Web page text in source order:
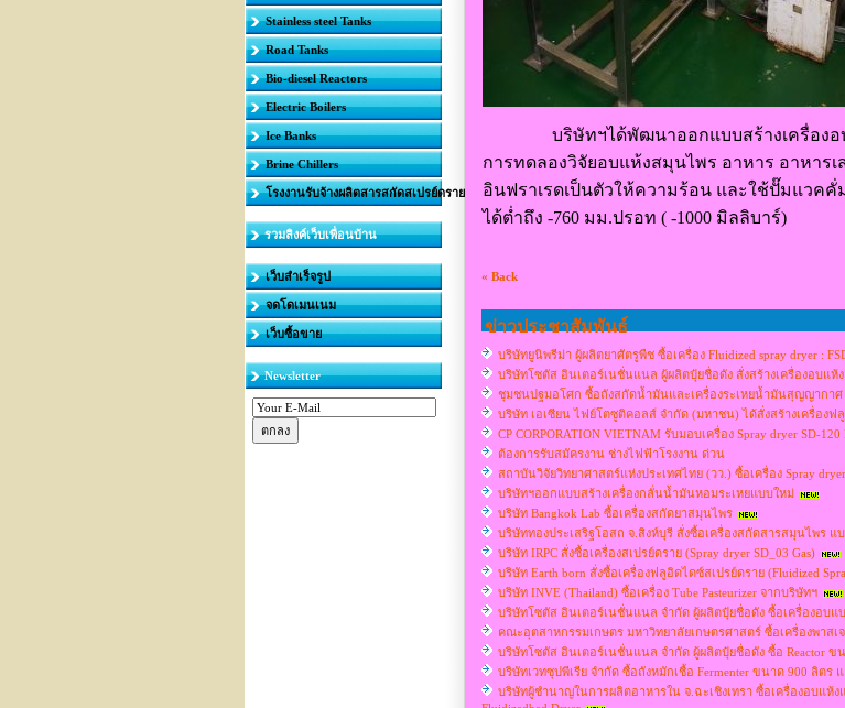
Stainless steel Tanks
Road Tanks
Bio-diesel Reactors
Electric Boilers
Ice Banks
Brine Chillers
โรงงานรับจ้างผลิตสารสกัดสเปรย์ดราย
รวมลิงค์เว็บเพื่อนบ้าน
เว็บสำเร็จรูป
จดโดเมนเนม
เว็บซื้อขาย
Newsletter
บริษัทฯได้พัฒนาออกแบบสร้างเครื่องอ
การทดลองวิจัยอบแห้งสมุนไพร อาหาร อาหาร
อินฟราเรดเป็นตัวให้ความร้อน และใช้ปั๊มแวค
ได้ต่ำถึง -760 มม.ปรอท ( -1000 มิลลิบาร์)
« Back
ข่าวประชาสัมพันธ์
บริษัทยูนิพรีม่า ผู้ผลิตยาศัตรูพืช ซื้อเครื่อง Fluidized spray dryer :
บริษัทโซตัส อินเตอร์เนชั่นแนล ผู้ผลิตปุ๋ยชื่อดัง สั่งสร้างเครื่องอบแห้
ชุมชนปฐมอโศก ซื้อถังสกัดน้ำมันและเครื่องระเหยน้ำมันสุญญากาศ
บริษัท เอเซียน ไฟย์โตซูติคอลส์ จำกัด (มหาชน) ได้สั่งสร้างเครื่องฟลู
CP CORPORATION VIETNAM รับมอบเครื่อง Spray dryer SD-120
ต้องการรับสมัครงาน ช่างไฟฟ้าโรงงาน ด่วน
สถาบันวิจัยวิทยาศาสตร์แห่งประเทศไทย (วว.) ซื้อเครื่อง Spray dryer
บริษัทฯออกแบบสร้างเครื่องกลั่นน้ำมันหอมระเหยแบบใหม่
บริษัท Bangkok Lab ซื้อเครื่องสกัดยาสมุนไพร
บริษัททองประเสริฐโอสถ จ.สิงห์บุรี สั่งซื้อเครื่องสกัดสารสมุนไพร แ
บริษัท IRPC สั่งซื้อเครื่องสเปรย์ดราย (Spray dryer SD_03 Gas)
บริษัท Earth born สั่งซื้อเครื่องฟลูอิดไดซ์สเปรย์ดราย (Fluidized
บริษัท INVE (Thailand) ซื้อเครื่อง Tube Pasteurizer จากบริษัทฯ
บริษัทโซตัส อินเตอร์เนชั่นแนล จำกัด ผู้ผลิตปุ๋ยชื่อดัง ซื้อเครื่องอบแบ
คณะอุตสาหกรรมเกษตร มหาวิทยาลัยเกษตรศาสตร์ ซื้อเครื่องพาสเ
บริษัทโซตัส อินเตอร์เนชั่นแนล จำกัด ผู้ผลิตปุ๋ยชื่อดัง ซื้อ Reactor ข
บริษัทเวทซุปพีเรีย จำกัด ซื้อถังหมักเชื้อ Fermenter ขนาด 900 ลิตร
บริษัทผู้ชำนาญในการผลิตอาหารใน จ.ฉะเชิงเทรา ซื้อเครื่องอบแห้ง